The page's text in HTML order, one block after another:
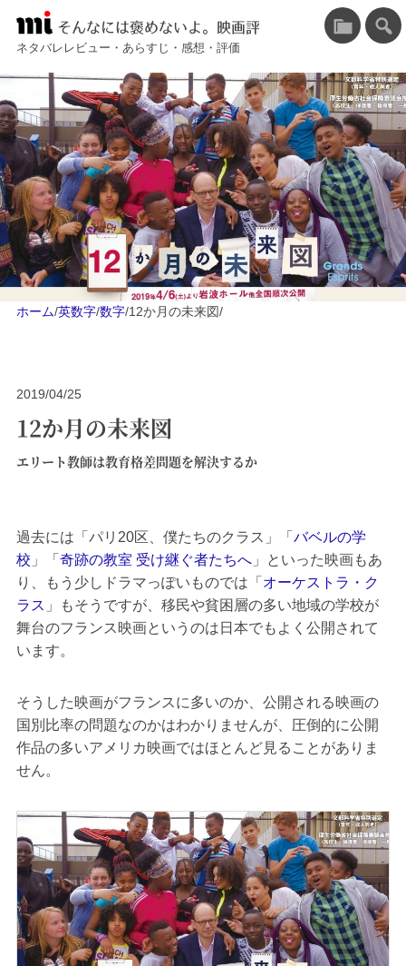
そんなには褒めないよ。映画評
ネタバレレビュー・あらすじ・感想・評価
ホーム/英数字/数字/12か月の未来図/
2019/04/25
12か月の未来図
エリート教師は教育格差問題を解決するか
過去には「パリ20区、僕たちのクラス」「 バベルの学
校 」「 奇跡の教室 受け継ぐ者たちへ」といった映画もあ
り、もう少しドラマっぽいものでは「 オーケストラ・ク
ラス 」もそうですが、移民や貧困層の多い地域の学校が
舞台のフランス映画というのは日本でもよく公開されて
います。
そうした映画がフランスに多いのか、公開される映画の
国別比率の問題なのかはわかりませんが、圧倒的に公開
作品の多いアメリカ映画ではほとんど見ることがありま
せん。